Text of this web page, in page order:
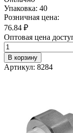
Упаковка: 40
Розничная цена:
76.84 ₽
Оптовая цена
В корзину
Артикул: 8284